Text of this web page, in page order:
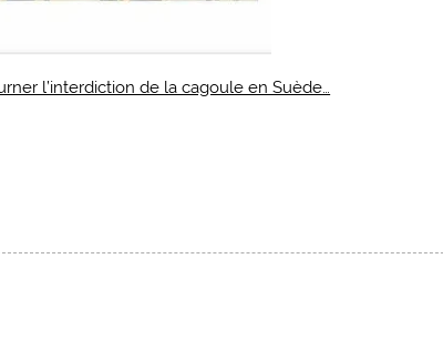
l’interdiction de la cagoule en Suède…